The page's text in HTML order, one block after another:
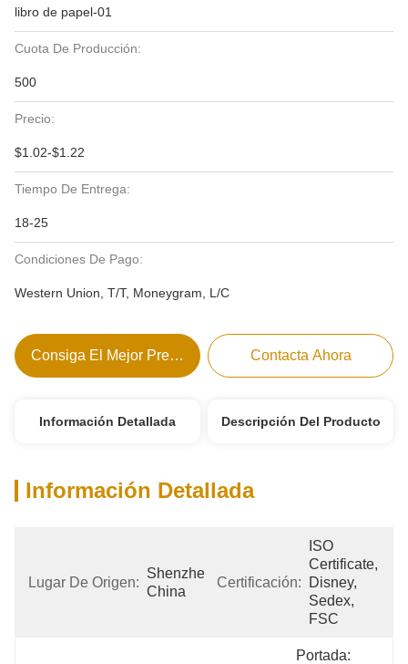
libro de papel-01
Cuota De Producción:
500
Precio:
$1.02-$1.22
Tiempo De Entrega:
18-25
Condiciones De Pago:
Western Union, T/T, Moneygram, L/C
Consiga El Mejor Precio Contacta Ahora
Información Detallada Descripción Del Producto
Información Detallada
Lugar De Origen:
Shenzhen,
China
Certificación:
ISO
Certificate,
Disney,
Sedex,
FSC
Portada: